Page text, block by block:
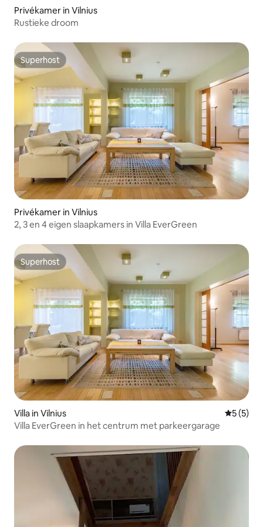
Privékamer in Vilnius
Rustieke droom
Superhost
Superhost
Privékamer in Vilnius
2, 3 en 4 eigen slaapkamers in Villa EverGreen
Superhost
Superhost
Villa in Vilnius
5 (5)
Villa EverGreen in het centrum met parkeergarage